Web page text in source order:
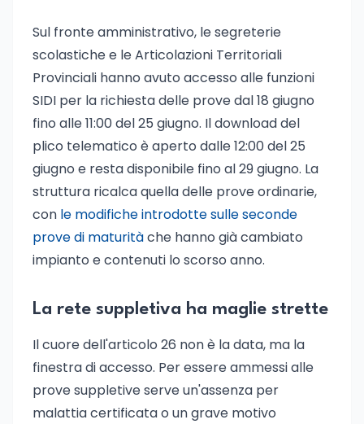
Sul fronte amministrativo, le segreterie
scolastiche e le Articolazioni Territoriali
Provinciali hanno avuto accesso alle funzioni
SIDI per la richiesta delle prove dal 18 giugno
fino alle 11:00 del 25 giugno. Il download del
plico telematico è aperto dalle 12:00 del 25
giugno e resta disponibile fino al 29 giugno. La
struttura ricalca quella delle prove ordinarie,
con le modifiche introdotte sulle seconde
prove di maturitàche hanno già cambiato
impianto e contenuti lo scorso anno.
La rete suppletiva ha maglie strette
Il cuore dell'articolo 26 non è la data, ma la
finestra di accesso. Per essere ammessi alle
prove suppletive serve un'assenza per
malattia certificata o un grave motivo